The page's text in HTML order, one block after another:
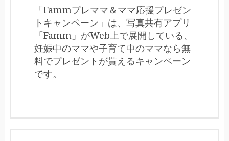
「Fammプレママ＆ママ応援プレゼン
トキャンペーン」は、写真共有アプリ
「Famm」がWeb上で展開している、
妊娠中のママや子育て中のママなら無
料でプレゼントが貰えるキャンペーン
です。